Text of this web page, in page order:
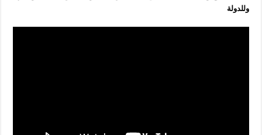
وللدولة